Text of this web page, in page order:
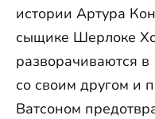
истории Артура
сыщике Шерлоке
разворачиваются
со своим другом и
Ватсоном